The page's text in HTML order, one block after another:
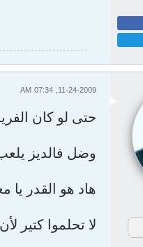
11-24-2009, 07:34 AM
حتى لو كان
وضل فالديز
هاد هو القدر يا
لا تحلموا كتير